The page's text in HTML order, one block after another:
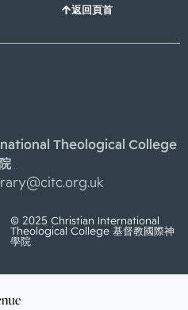
返回頁首
Theological College
© 2025 Christian International
Theological College 基督教國際神
學院